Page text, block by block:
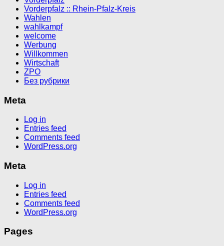
Vorderpfalz :: Rhein-Pfalz-Kreis
Wahlen
wahlkampf
welcome
Werbung
Willkommen
Wirtschaft
ZPO
Без рубрики
Meta
Log in
Entries feed
Comments feed
WordPress.org
Meta
Log in
Entries feed
Comments feed
WordPress.org
Pages